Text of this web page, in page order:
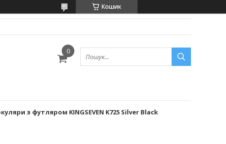
Кошик
з футляром KINGSEVEN K725 Silver Black